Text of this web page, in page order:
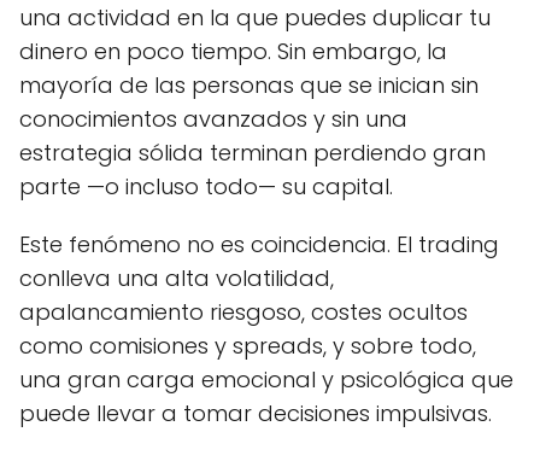
una actividad en la que puedes duplicar tu
dinero en poco tiempo. Sin embargo, la
mayoría de las personas que se inician sin
conocimientos avanzados y sin una
estrategia sólida terminan perdiendo gran
parte —o incluso todo— su capital.
Este fenómeno no es coincidencia. El trading
conlleva una alta volatilidad,
apalancamiento riesgoso, costes ocultos
como comisiones y spreads, y sobre todo,
una gran carga emocional y psicológica que
puede llevar a tomar decisiones impulsivas.